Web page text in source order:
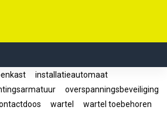
installatieautomaat
overspanningsbeveiliging
wartel
wartel toebehoren